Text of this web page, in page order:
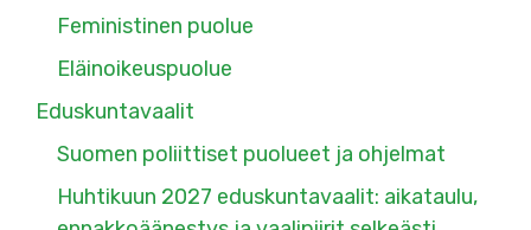
Feministinen puolue
Eläinoikeuspuolue
Eduskuntavaalit
Suomen poliittiset puolueet ja ohjelmat
Huhtikuun 2027 eduskuntavaalit: aikataulu,